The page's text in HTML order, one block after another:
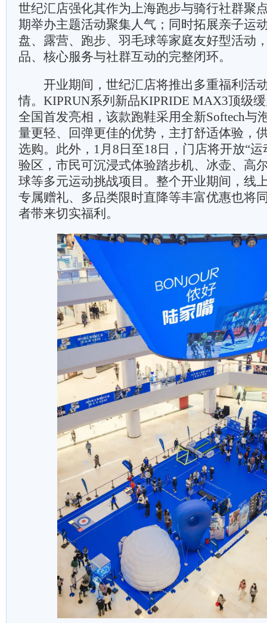
世纪汇店强化其作为上海跑步与骑行社群聚
期举办主题活动聚集人气；同时拓展亲子运
盘、露营、跑步、羽毛球等家庭友好型活动
品、核心服务与社群互动的完整闭环。
开业期间，世纪汇店将推出多重福利活
情。KIPRUN系列新品KIPRIDE MAX3顶级
全国首发亮相，该款跑鞋采用全新Softech与
量更轻、回弹更佳的优势，主打舒适体验，
选购。此外，1月8日至18日，门店将开放“
验区，市民可沉浸式体验踏步机、冰壶、高
球等多元运动挑战项目。整个开业期间，线
专属赠礼、多品类限时直降等丰富优惠也将
者带来切实福利。